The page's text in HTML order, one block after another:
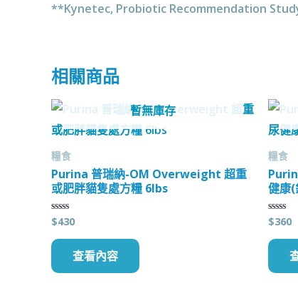
**Kynetec, Probiotic Recommendation
相關商品
暫無庫存
糧食
Purina 普瑞納-OM Overweight 超重
或肥胖貓隻處方糧 6lbs
評
分
0
滿
5
$430
查看內容
糧食
健康
評
分
0
滿
5
$360